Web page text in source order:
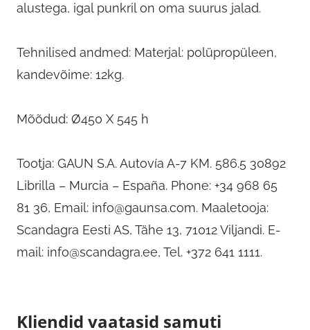
alustega, igal punkril on oma suurus jalad.
Tehnilised andmed: Materjal: polüpropüleen,
kandevõime: 12kg.
Mõõdud: Ø450 X 545 h
Tootja: GAUN S.A. Autovía A-7 KM. 586.5 30892
Librilla – Murcia – España. Phone: +34 968 65
81 36, Email: info@gaunsa.com. Maaletooja:
Scandagra Eesti AS, Tähe 13, 71012 Viljandi. E-
mail: info@scandagra.ee, Tel. +372 641 1111.
Kliendid vaatasid samuti